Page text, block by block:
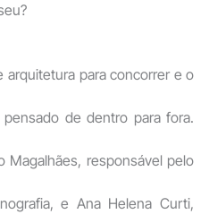
arquitetura para concorrer e o
de dentro para fora.
Magalhães, responsável pelo
e Ana Helena Curti,